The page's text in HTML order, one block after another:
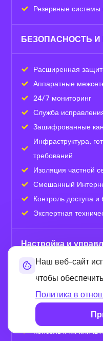
Наш веб-сайт
чтобы
Политика в
Резервные системы
БЕЗОПАСНОСТЬ
Расширенная
Аппаратные
24/7 мониторинг
Служба
Зашифрованные
Инфраструктура,
требований
Изоляция частной
Смешанный
Контроль доступа и
Экспертная
Настройка и
Полный root-доступ
Установка ОС в
Установка панели